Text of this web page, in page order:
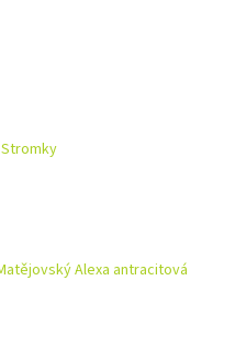
Alexa antracitová